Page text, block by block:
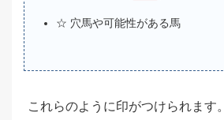
☆ 穴馬や可能性がある馬
これらのように印がつけられます。